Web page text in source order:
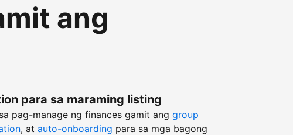
ang
para sa maraming listing
pag-manage ng finances gamit ang group
, at auto-onboarding para sa mga bagong